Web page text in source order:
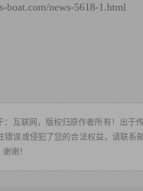
boat.com/news-5618-1.html
：互联网，版权归原作者所有！出于
误或侵犯了您的合法权益，请联系
谢！